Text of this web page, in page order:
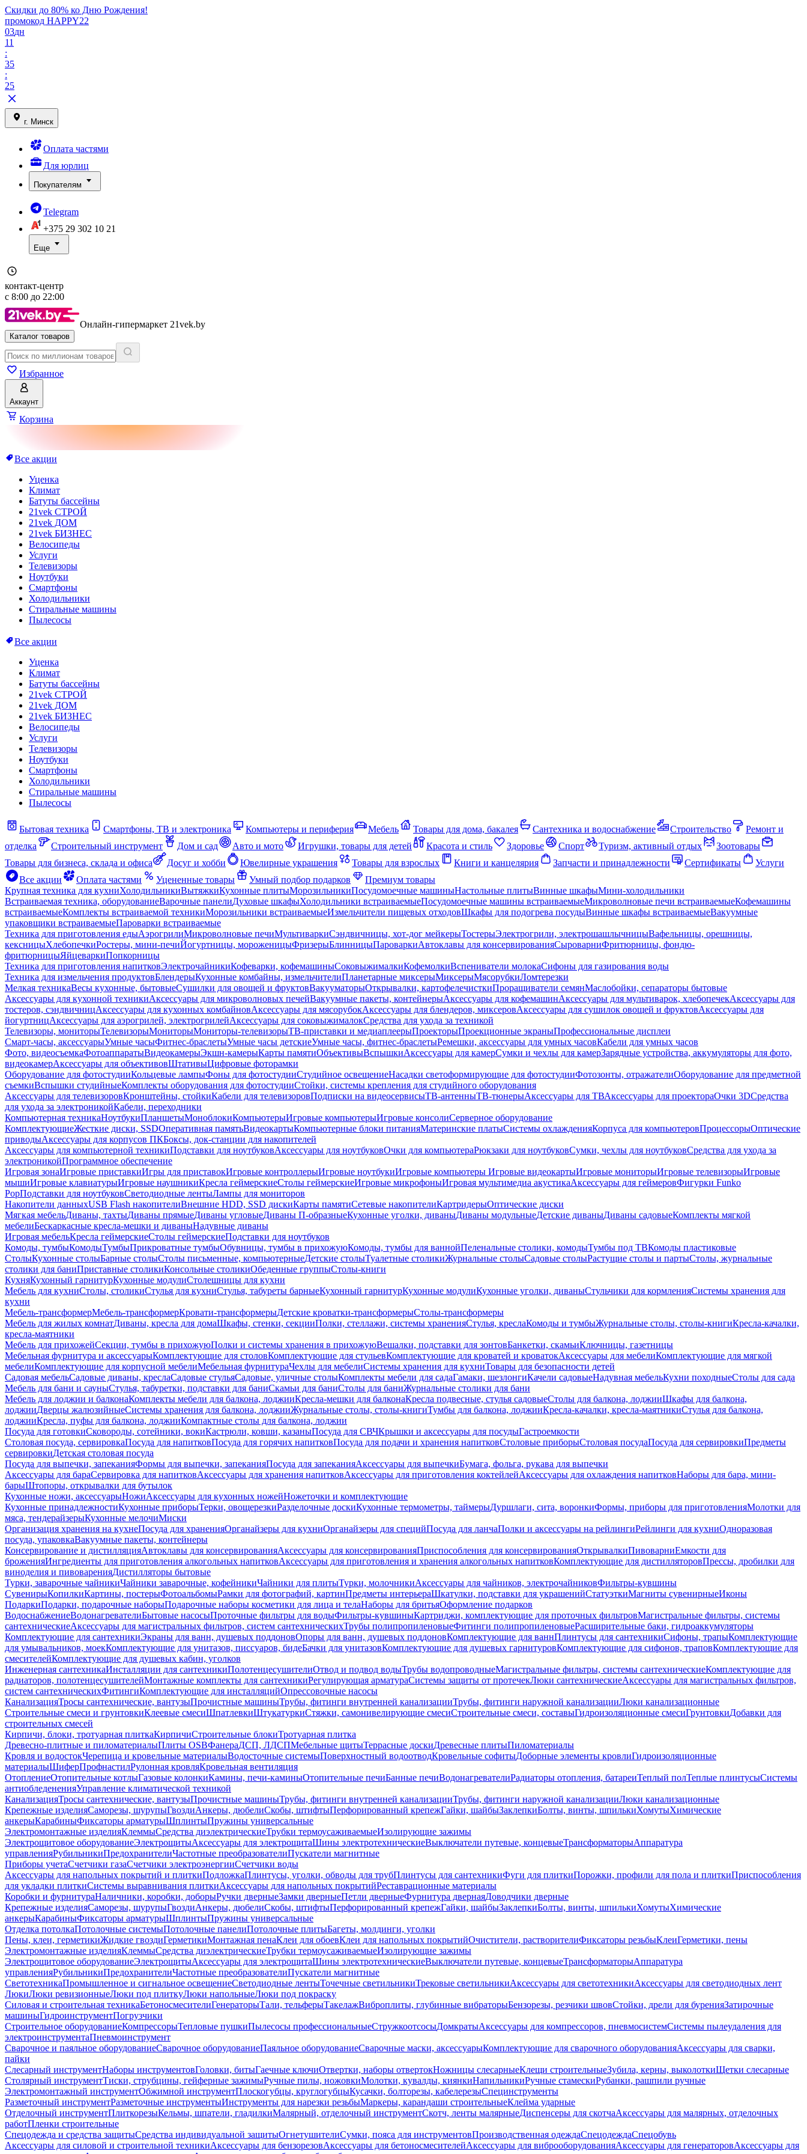
Скидки до 80% ко Дню Рождения!
промокод HAPPY22
03дн
11
:
35
:
25
г. Минск
Оплата частями
Для юрлиц
Покупателям
Telegram
+375 29 302 10 21
Еще
контакт-центр
с 8:00 до 22:00
Онлайн-гипермаркет 21vek.by
Каталог товаров
Избранное
Аккаунт
Корзина
Все акции
Уценка
Климат
Батуты бассейны
21vek СТРОЙ
21vek ДОМ
21vek БИЗНЕС
Велосипеды
Услуги
Телевизоры
Ноутбуки
Смартфоны
Холодильники
Стиральные машины
Пылесосы
Все акции
Уценка
Климат
Батуты бассейны
21vek СТРОЙ
21vek ДОМ
21vek БИЗНЕС
Велосипеды
Услуги
Телевизоры
Ноутбуки
Смартфоны
Холодильники
Стиральные машины
Пылесосы
Бытовая техника Смартфоны, ТВ и электроника Компьютеры и периферия Мебель Товары для дома, бакалея Сантехника и водоснабжение Строительство
Ремонт и
отделка
Строительный инструмент Дом и сад Авто и мото Игрушки, товары для детей Красота и стиль Здоровье Спорт Туризм, активный отдых
Зоотовары
Товары для бизнеса, склада и офиса
Досуг и хобби Ювелирные украшения Товары для взрослых Книги и канцелярия Запчасти и принадлежности Сертификаты
Услуги
Все акции
Оплата частями Уцененные товары Умный подбор подарков
Премиум товары
Крупная техника для кухниХолодильникиВытяжкиКухонные плитыМорозильникиПосудомоечные машиныНастольные плитыВинные шкафыМини-холодильники
Встраиваемая техника, оборудованиеВарочные панелиДуховые шкафыХолодильники встраиваемыеПосудомоечные машины встраиваемыеМикроволновые печи встраиваемыеКофемашины
встраиваемыеКомплекты встраиваемой техникиМорозильники встраиваемыеИзмельчители пищевых отходовШкафы для подогрева посудыВинные шкафы встраиваемыеВакуумные
упаковщики встраиваемыеПароварки встраиваемые
Техника для приготовления едыАэрогрилиМикроволновые печиМультиваркиСэндвичницы, хот-дог мейкерыТостерыЭлектрогрили, электрошашлычницыВафельницы, орешницы,
кексницыХлебопечкиРостеры, мини-печиЙогуртницы, мороженицыФризерыБлинницыПароваркиАвтоклавы для консервированияСыроварниФритюрницы, фондю-
фритюрницыЯйцеваркиПопкорницы
Техника для приготовления напитковЭлектрочайникиКофеварки, кофемашиныСоковыжималкиКофемолкиВспениватели молокаСифоны для газирования воды
Техника для измельчения продуктовБлендерыКухонные комбайны, измельчителиПланетарные миксерыМиксерыМясорубкиЛомтерезки
Мелкая техникаВесы кухонные, бытовыеСушилки для овощей и фруктовВакууматорыОткрывалки, картофелечисткиПроращиватели семянМаслобойки, сепараторы бытовые
Аксессуары для кухонной техникиАксессуары для микроволновых печейВакуумные пакеты, контейнерыАксессуары для кофемашинАксессуары для мультиварок, хлебопечекАксессуары для
тостеров, сэндвичницАксессуары для кухонных комбайновАксессуары для мясорубокАксессуары для блендеров, миксеровАксессуары для сушилок овощей и фруктовАксессуары для
йогуртницАксессуары для аэрогрилей, электрогрилейАксессуары для соковыжималокСредства для ухода за техникой
Телевизоры, мониторыТелевизорыМониторыМониторы-телевизорыТВ-приставки и медиаплеерыПроекторыПроекционные экраныПрофессиональные дисплеи
Смарт-часы, аксессуарыУмные часыФитнес-браслетыУмные часы детскиеУмные часы, фитнес-браслетыРемешки, аксессуары для умных часовКабели для умных часов
Фото, видеосъемкаФотоаппаратыВидеокамерыЭкшн-камерыКарты памятиОбъективыВспышкиАксессуары для камерСумки и чехлы для камерЗарядные устройства, аккумуляторы для фото,
видеокамерАксессуары для объективовШтативыЦифровые фоторамки
Оборудование для фотостудииКольцевые лампыФоны для фотостудииСтудийное освещениеНасадки светоформирующие для фотостудииФотозонты, отражателиОборудование для предметной
съемкиВспышки студийныеКомплекты оборудования для фотостудииСтойки, системы крепления для студийного оборудования
Аксессуары для телевизоровКронштейны, стойкиКабели для телевизоровПодписки на видеосервисыТВ-антенныТВ-тюнерыАксессуары для ТВАксессуары для проектораОчки 3DСредства
для ухода за электроникойКабели, переходники
Компьютерная техникаНоутбукиПланшетыМоноблокиКомпьютерыИгровые компьютерыИгровые консолиСерверное оборудование
КомплектующиеЖесткие диски, SSDОперативная памятьВидеокартыКомпьютерные блоки питанияМатеринские платыСистемы охлажденияКорпуса для компьютеровПроцессорыОптические
приводыАксессуары для корпусов ПКБоксы, док-станции для накопителей
Аксессуары для компьютерной техникиПодставки для ноутбуковАксессуары для ноутбуковОчки для компьютераРюкзаки для ноутбуковСумки, чехлы для ноутбуковСредства для ухода за
электроникойПрограммное обеспечение
Игровая зонаИгровые приставкиИгры для приставокИгровые контроллерыИгровые ноутбукиИгровые компьютеры Игровые видеокартыИгровые мониторыИгровые телевизорыИгровые
мышиИгровые клавиатурыИгровые наушникиКресла геймерскиеСтолы геймерскиеИгровые микрофоныИгровая мультимедиа акустикаАксессуары для геймеровФигурки Funko
PopПодставки для ноутбуковСветодиодные лентыЛампы для мониторов
Накопители данныхUSB Flash накопителиВнешние HDD, SSD дискиКарты памятиСетевые накопителиКартридерыОптические диски
Мягкая мебельДиваны, тахтыДиваны прямыеДиваны угловыеДиваны П-образныеКухонные уголки, диваныДиваны модульныеДетские диваныДиваны садовыеКомплекты мягкой
мебелиБескаркасные кресла-мешки и диваныНадувные диваны
Игровая мебельКресла геймерскиеСтолы геймерскиеПодставки для ноутбуков
Комоды, тумбыКомодыТумбыПрикроватные тумбыОбувницы, тумбы в прихожуюКомоды, тумбы для ваннойПеленальные столики, комодыТумбы под ТВКомоды пластиковые
СтолыКухонные столыБарные столыСтолы письменные, компьютерныеДетские столыТуалетные столикиЖурнальные столыСадовые столыРастущие столы и партыСтолы, журнальные
столики для баниПриставные столикиКонсольные столикиОбеденные группыСтолы-книги
КухняКухонный гарнитурКухонные модулиСтолешницы для кухни
Мебель для кухниСтолы, столикиСтулья для кухниСтулья, табуреты барныеКухонный гарнитурКухонные модулиКухонные уголки, диваныСтульчики для кормленияСистемы хранения для
кухни
Мебель-трансформерМебель-трансформерКровати-трансформерыДетские кроватки-трансформерыСтолы-трансформеры
Мебель для жилых комнатДиваны, кресла для домаШкафы, стенки, секцииПолки, стеллажи, системы храненияСтулья, креслаКомоды и тумбыЖурнальные столы, столы-книгиКресла-качалки,
кресла-маятники
Мебель для прихожейСекции, тумбы в прихожуюПолки и системы хранения в прихожуюВешалки, подставки для зонтовБанкетки, скамьиКлючницы, газетницы
Мебельная фурнитура и аксессуарыКомплектующие для столовКомплектующие для стульевКомплектующие для кроватей и кроватокАксессуары для мебелиКомплектующие для мягкой
мебелиКомплектующие для корпусной мебелиМебельная фурнитураЧехлы для мебелиСистемы хранения для кухниТовары для безопасности детей
Садовая мебельСадовые диваны, креслаСадовые стульяСадовые, уличные столыКомплекты мебели для садаГамаки, шезлонгиКачели садовыеНадувная мебельКухни походныеСтолы для сада
Мебель для бани и сауныСтулья, табуретки, подставки для баниСкамьи для баниСтолы для баниЖурнальные столики для бани
Мебель для лоджии и балконаКомплекты мебели для балкона, лоджииКресла-мешки для балконаКресла подвесные, стулья садовыеСтолы для балкона, лоджииШкафы для балкона,
лоджииДверцы жалюзийныеСистемы хранения для балкона, лоджииЖурнальные столы, столы-книгиТумбы для балкона, лоджииКресла-качалки, кресла-маятникиСтулья для балкона,
лоджииКресла, пуфы для балкона, лоджииКомпактные столы для балкона, лоджии
Посуда для готовкиСковороды, сотейники, вокиКастрюли, ковши, казаныПосуда для СВЧКрышки и аксессуары для посудыГастроемкости
Столовая посуда, сервировкаПосуда для напитковПосуда для горячих напитковПосуда для подачи и хранения напитковСтоловые приборыСтоловая посудаПосуда для сервировкиПредметы
сервировкиДетская столовая посуда
Посуда для выпечки, запеканияФормы для выпечки, запеканияПосуда для запеканияАксессуары для выпечкиБумага, фольга, рукава для выпечки
Аксессуары для бараСервировка для напитковАксессуары для хранения напитковАксессуары для приготовления коктейлейАксессуары для охлаждения напитковНаборы для бара, мини-
барыШтопоры, открывалки для бутылок
Кухонные ножи, аксессуарыНожиАксессуары для кухонных ножейНожеточки и комплектующие
Кухонные принадлежностиКухонные приборыТерки, овощерезкиРазделочные доскиКухонные термометры, таймерыДуршлаги, сита, воронкиФормы, приборы для приготовленияМолотки для
мяса, тендерайзерыКухонные мелочиМиски
Организация хранения на кухнеПосуда для храненияОрганайзеры для кухниОрганайзеры для специйПосуда для ланчаПолки и аксессуары на рейлингиРейлинги для кухниОдноразовая
посуда, упаковкаВакуумные пакеты, контейнеры
Консервирование и дистилляцияАвтоклавы для консервированияАксессуары для консервированияПриспособления для консервированияОткрывалкиПивоварниЕмкости для
броженияИнгредиенты для приготовления алкогольных напитковАксессуары для приготовления и хранения алкогольных напитковКомплектующие для дистилляторовПрессы, дробилки для
виноделия и пивоваренияДистилляторы бытовые
Турки, заварочные чайникиЧайники заварочные, кофейникиЧайники для плитыТурки, молочникиАксессуары для чайников, электрочайниковФильтры-кувшины
СувенирыКопилкиКартины, постерыФотоальбомыРамки для фотографий, картинПредметы интерьераШкатулки, подставки для украшенийСтатуэткиМагниты сувенирныеИконы
ПодаркиПодарки, подарочные наборыПодарочные наборы косметики для лица и телаНаборы для бритьяОформление подарков
ВодоснабжениеВодонагревателиБытовые насосыПроточные фильтры для водыФильтры-кувшиныКартриджи, комплектующие для проточных фильтровМагистральные фильтры, системы
сантехническиеАксессуары для магистральных фильтров, систем сантехническихТрубы полипропиленовыеФитинги полипропиленовыеРасширительные баки, гидроаккумуляторы
Комплектующие для сантехникиЭкраны для ванн, душевых поддоновОпоры для ванн, душевых поддоновКомплектующие для ваннПлинтусы для сантехникиСифоны, трапыКомплектующие
для умывальников, моекКомплектующие для унитазов, писсуаров, бидеБачки для унитазовКомплектующие для душевых гарнитуровКомплектующие для сифонов, траповКомплектующие для
смесителейКомплектующие для душевых кабин, уголков
Инженерная сантехникаИнсталляции для сантехникиПолотенцесушителиОтвод и подвод водыТрубы водопроводныеМагистральные фильтры, системы сантехническиеКомплектующие для
радиаторов, полотенцесушителейМонтажные комплекты для сантехникиРегулирующая арматураСистемы защиты от протечекЛюки сантехническиеАксессуары для магистральных фильтров,
систем сантехническихФитингиКомплектующие для инсталляцийОпрессовочные насосы
КанализацияТросы сантехнические, вантузыПрочистные машиныТрубы, фитинги внутренней канализацииТрубы, фитинги наружной канализацииЛюки канализационные
Строительные смеси и грунтовкиКлеевые смесиШпатлевкиШтукатуркиСтяжки, самонивелирующие смесиСтроительные смеси, составыГидроизоляционные смесиГрунтовкиДобавки для
строительных смесей
Кирпичи, блоки, тротуарная плиткаКирпичиСтроительные блокиТротуарная плитка
Древесно-плитные и пиломатериалыПлиты OSBФанераДСП, ЛДСПМебельные щитыТеррасные доскиДревесные плитыПиломатериалы
Кровля и водостокЧерепица и кровельные материалыВодосточные системыПоверхностный водоотводКровельные софитыДоборные элементы кровлиГидроизоляционные
материалыШиферПрофнастилРулонная кровляКровельная вентиляция
ОтоплениеОтопительные котлыГазовые колонкиКамины, печи-каминыОтопительные печиБанные печиВодонагревателиРадиаторы отопления, батареиТеплый полТеплые плинтусыСистемы
антиобледененияУправление климатической техникой
КанализацияТросы сантехнические, вантузыПрочистные машиныТрубы, фитинги внутренней канализацииТрубы, фитинги наружной канализацииЛюки канализационные
Крепежные изделияСаморезы, шурупыГвоздиАнкеры, дюбелиСкобы, штифтыПерфорированный крепежГайки, шайбыЗаклепкиБолты, винты, шпилькиХомутыХимические
анкерыКарабиныФиксаторы арматурыШплинтыПружины универсальные
Электромонтажные изделияКлеммыСредства диэлектрическиеТрубки термоусаживаемыеИзолирующие зажимы
Электрощитовое оборудованиеЭлектрощитыАксессуары для электрощитаШины электротехническиеВыключатели путевые, концевыеТрансформаторыАппаратура
управленияРубильникиПредохранителиЧастотные преобразователиПускатели магнитные
Приборы учетаСчетчики газаСчетчики электроэнергииСчетчики воды
Аксессуары для напольных покрытий и плиткиПодложкаПлинтусы, уголки, обводы для трубПлинтусы для сантехникиФуги для плиткиПорожки, профили для пола и плиткиПриспособления
для укладки плиткиСистемы выравнивания плиткиАксессуары для напольных покрытийРеставрационные материалы
Коробки и фурнитураНаличники, коробки, доборыРучки дверныеЗамки дверныеПетли дверныеФурнитура двернаяДоводчики дверные
Крепежные изделияСаморезы, шурупыГвоздиАнкеры, дюбелиСкобы, штифтыПерфорированный крепежГайки, шайбыЗаклепкиБолты, винты, шпилькиХомутыХимические
анкерыКарабиныФиксаторы арматурыШплинтыПружины универсальные
Отделка потолкаПотолочные системыПотолочные панелиПотолочные плитыБагеты, молдинги, уголки
Пены, клеи, герметикиЖидкие гвоздиГерметикиМонтажная пенаКлеи для обоевКлеи для напольных покрытийОчистители, растворителиФиксаторы резьбыКлеиГерметики, пены
Электромонтажные изделияКлеммыСредства диэлектрическиеТрубки термоусаживаемыеИзолирующие зажимы
Электрощитовое оборудованиеЭлектрощитыАксессуары для электрощитаШины электротехническиеВыключатели путевые, концевыеТрансформаторыАппаратура
управленияРубильникиПредохранителиЧастотные преобразователиПускатели магнитные
СветотехникаПромышленное и сигнальное освещениеСветодиодные лентыТочечные светильникиТрековые светильникиАксессуары для светотехникиАксессуары для светодиодных лент
ЛюкиЛюки ревизионныеЛюки под плиткуЛюки напольныеЛюки под покраску
Силовая и строительная техникаБетоносмесителиГенераторыТали, тельферыТакелажВиброплиты, глубинные вибраторыБензорезы, резчики швовСтойки, дрели для буренияЗатирочные
машиныГидроинструментПогрузчики
Строительное оборудованиеКомпрессорыТепловые пушкиПылесосы профессиональныеСтружкоотсосыДомкратыАксессуары для компрессоров, пневмосистемСистемы пылеудаления для
электроинструментаПневмоинструмент
Сварочное и паяльное оборудованиеСварочное оборудованиеПаяльное оборудованиеСварочные маски, аксессуарыКомплектующие для сварочного оборудованияАксессуары для сварки,
пайки
Слесарный инструментНаборы инструментовГоловки, битыГаечные ключиОтвертки, наборы отвертокНожницы слесарныеКлещи строительныеЗубила, керны, выколоткиЩетки слесарные
Столярный инструментТиски, струбцины, гейферные зажимыРучные пилы, ножовкиМолотки, кувалды, киянкиНапильникиРучные стамескиРубанки, рашпили ручные
Электромонтажный инструментОбжимной инструментПлоскогубцы, круглогубцыКусачки, болторезы, кабелерезыСпецинструменты
Разметочный инструментРазметочные инструментыИнструменты для нарезки резьбыМаркеры, карандаши строительныеКлейма ударные
Отделочный инструментПлиткорезыКельмы, шпатели, гладилкиМалярный, отделочный инструментСкотч, ленты малярныеДиспенсеры для скотчаАксессуары для малярных, отделочных
работПленки строительные
Спецодежда и средства защитыСредства индивидуальной защитыОгнетушителиСумки, пояса для инструментовПроизводственная одеждаСпецодеждаСпецобувь
Аксессуары для силовой и строительной техникиАксессуары для бензорезовАксессуары для бетоносмесителейАксессуары для виброоборудованияАксессуары для генераторовАксессуары для